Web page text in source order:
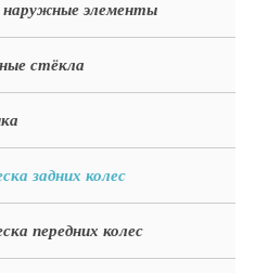
наружные элементы
стёкла
задних колес
передних колес